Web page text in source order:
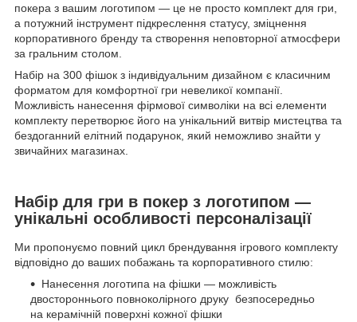
покера з вашим логотипом — це не просто комплект для гри,
а потужний інструмент підкреслення статусу, зміцнення
корпоративного бренду та створення неповторної атмосфери
за гральним столом.
Набір на 300 фішок з індивідуальним дизайном є класичним
форматом для комфортної гри невеликої компанії.
Можливість нанесення фірмової символіки на всі елементи
комплекту перетворює його на унікальний витвір мистецтва та
бездоганний елітний подарунок, який неможливо знайти у
звичайних магазинах.
Набір для гри в покер з логотипом —
унікальні особливості персоналізації
Ми пропонуємо повний цикл брендування ігрового комплекту
відповідно до ваших побажань та корпоративного стилю:
Нанесення логотипа на фішки — можливість
двостороннього повноколірного друку безпосередньо
на керамічній поверхні кожної фішки